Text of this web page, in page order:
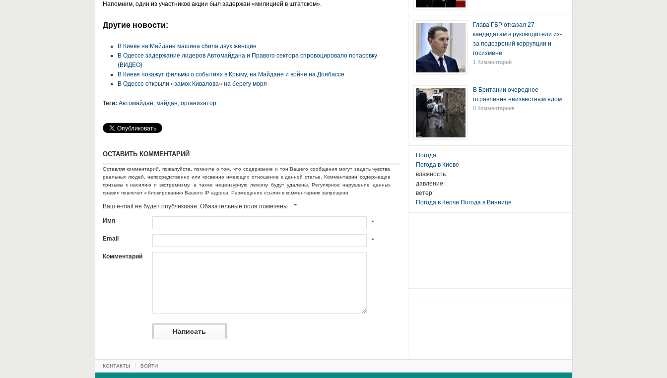
Напомним, один из участников акции был задержан «милицией в штатском».
Другие новости:
В Киеве на Майдане машина сбила двух женщин
В Одессе задержание лидеров Автомайдана и Правого сектора спровоцировало потасовку
(ВИДЕО)
В Киеве покажут фильмы о событиях в Крыму, на Майдане и войне на Донбассе
В Одессе открыли «замок Кивалова» на берегу моря
Теги: Автомайдан, майдан, организатор
ОСТАВИТЬ КОММЕНТАРИЙ
Оставляя комментарий, пожалуйста, помните о том, что содержание и тон Вашего сообщения могут задеть чувства
реальных людей, непосредственно или косвенно имеющих отношение к данной статье. Комментарии содержащие
призывы к насилию и экстремизму, а также нецензурную лексику будут удалены. Регулярное нарушение данных
правил повлечет к блокированию Вашего IP адреса. Размещение ссылок в комментариях запрещено.
Ваш e-mail не будет опубликован. Обязательные поля помечены *
Имя *
Email *
Комментарий
Глава ГБР отказал 27
кандидатам в руководители из-
за подозрений коррупции и
госизмене
1 Комментарий
В Британии очередное
отравление неизвестным ядом
0 Комментариев
Погода
Погода в Киеве
влажность:
давление:
ветер:
Погода в Керчи Погода в Виннице
КОНТАКТЫ ВОЙТИ